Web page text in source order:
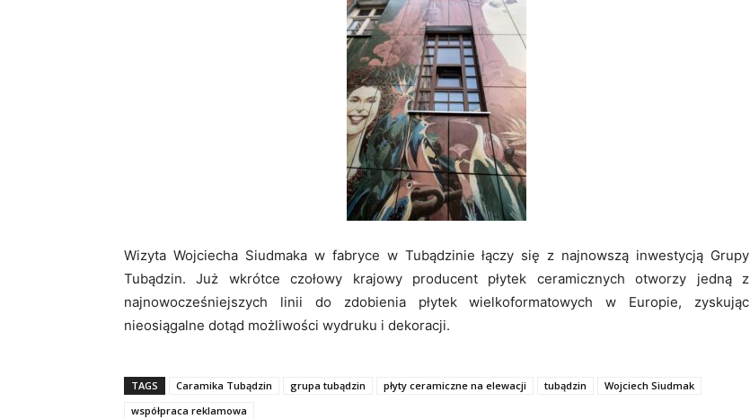
Wizyta Wojciecha Siudmaka w fabryce w Tubądzinie łączy się z najnowszą inwestycją Grupy
Tubądzin. Już wkrótce czołowy krajowy producent płytek ceramicznych otworzy jedną z
najnowocześniejszych linii do zdobienia płytek wielkoformatowych w Europie, zyskując
nieosiągalne dotąd możliwości wydruku i dekoracji.
TAGS Caramika Tubądzin grupa tubądzin płyty ceramiczne na elewacji tubądzin
Wojciech Siudmak
współpraca reklamowa